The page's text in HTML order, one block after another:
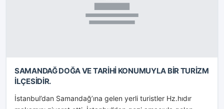
SAMANDAĞ DOĞA VE TARİHİ KONUMUYLA BİR TURİZM
İLÇESİDİR.
İstanbul’dan Samandağ’ına gelen yerli turistler Hz.hıdır